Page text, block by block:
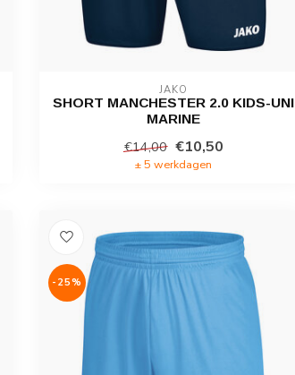
JAKO
SHORT MANCHESTER 2.0 KIDS-UNI
MARINE
€14,00 €10,50
± 5 werkdagen
-25%